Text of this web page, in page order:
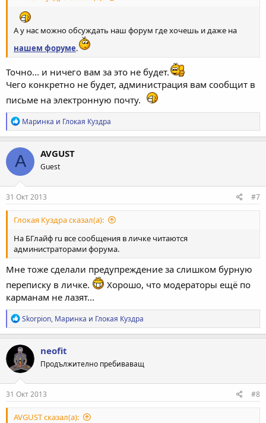
А у нас можно обсуждать наш форум где хочешь и даже на
нашем форуме.
Точно... и ничего вам за это не будет.
Чего конкретно не будет, администрация вам сообщит в
письме на электронную почту.
Р
е
а
к
ц
и
и
:
Маринка и Глокая Куздра
A AVGUST
Guest
31 Окт 2013 #7
Глокая Куздра сказал(а):
На БГлайф ru все сообщения в личке читаются
администраторами форума.
Мне тоже сделали предупреждение за слишком бурную
переписку в личке.
Хорошо, что модераторы ещё по
карманам не лазят...
Р
е
а
к
ц
и
и
:
Skorpion, Маринка и Глокая Куздра
neofit
Продължително пребиваващ
31 Окт 2013 #8
AVGUST сказал(а):